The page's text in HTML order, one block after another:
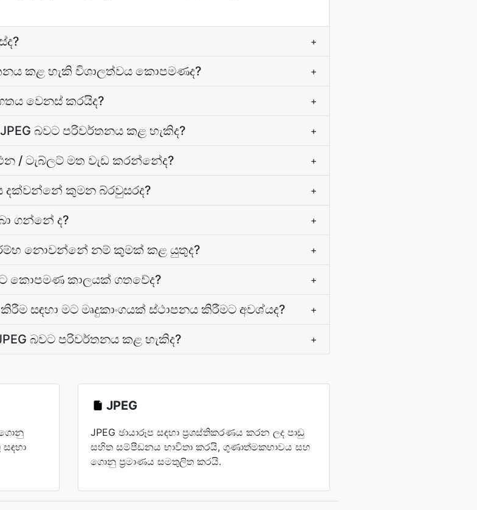
+
කළ හැකි විශාලත්වය කොපමණද? +
වෙනස් කරයිද? +
බවට පරිවර්තනය කළ හැකිද? +
/ ටැබ්ලට් මත වැඩ කරන්නේද? +
දක්වන්නේ කුමන බ්රවුසරද? +
ගන්නේ ද? +
නොවන්නේ නම් කුමක් කළ යුතුද? +
කොපමණ කාලයක් ගතවේද? +
සඳහා මට මෘදුකාංගයක් ස්ථාපනය කිරීමට අවශ්යද? +
බවට පරිවර්තනය කළ හැකිද? +
ගොනු
සඳහා
JPEG
JPEG ඡායාරූප සඳහා ප්‍රශස්තිකරණය කරන ලද පාඩු
සහිත සම්පීඩනය භාවිතා කරයි, ගුණාත්මකභාවය සහ
ගොනු ප්‍රමාණය සමතුලිත කරයි.